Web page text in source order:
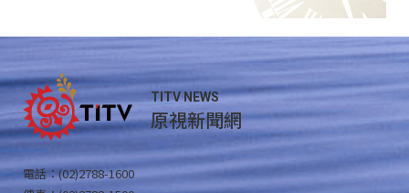
TITV NEWS
原視新聞網
電話：(02)2788-1600